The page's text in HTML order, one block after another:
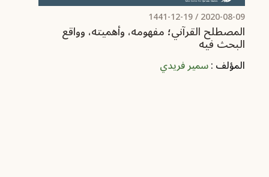
2020-08-09
/ 1441-12-19
المصطلح القرآني؛ مفهومه، وأهميته، وواقع
البحث فيه
المؤلف :سمير فريدي